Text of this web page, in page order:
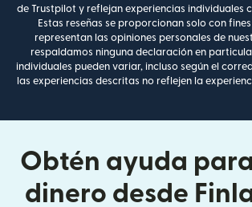
de Trustpilot y reflejan experiencias individuales
Estas reseñas se proporcionan solo con
representan las opiniones personales de
respaldamos ninguna declaración en
individuales pueden variar, incluso según el
las experiencias descritas no reflejen la
Obtén ayuda
dinero desde